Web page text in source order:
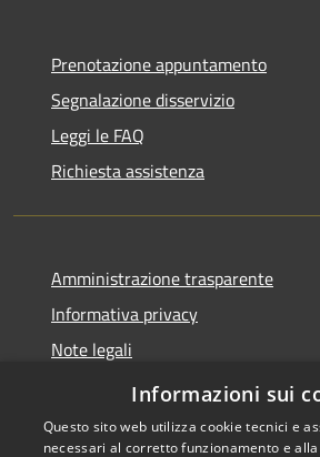
Prenotazione appuntamento
Segnalazione disservizio
Leggi le FAQ
Richiesta assistenza
Amministrazione trasparente
Informativa privacy
Note legali
Dichiarazione di accessibilità
Informazioni sui
Questo sito web utilizza cookie tecnici e
necessari al corretto funzionamento e